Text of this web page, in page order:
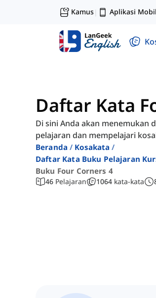
Kamus| Aplikasi
Daftar Kata
Di sini Anda akan menemukan
pelajaran dan mempelajari
Beranda
Kosakata
Daftar Kata Buku Pelajaran
Buku Four Corners 4
46 Pelajaran 1064 kata-kata